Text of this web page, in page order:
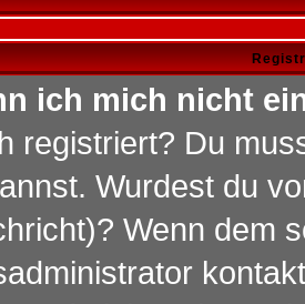
ich mich nicht
registriert? Du
Wurdest du
Wenn dem